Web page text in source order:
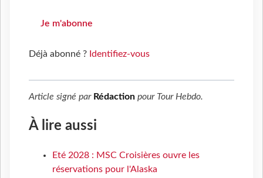
Je m'abonne
Déjà abonné ? Identifiez-vous
Article signé par Rédaction pour Tour Hebdo.
À lire aussi
Eté 2028 : MSC Croisières ouvre les
réservations pour l'Alaska